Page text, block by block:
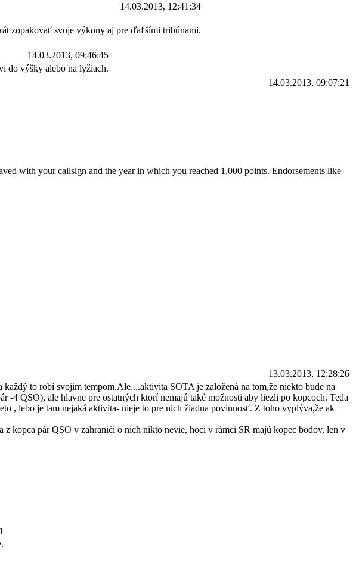
14.03.2013, 12:41:34
zopakovať svoje výkony aj pre ďaľšími tribúnami.
14.03.2013, 09:46:45
do výšky alebo na lyžiach.
14.03.2013, 09:07:21
with your callsign and the year in which you reached 1,000 points. Endorsements like
13.03.2013, 12:28:26
to robí svojim tempom.Ale....aktivita SOTA je založená na tom,že niekto bude na
-4 QSO), ale hlavne pre ostatných ktorí nemajú také možnosti aby liezli po kopcoch. Teda
, lebo je tam nejaká aktivita- nieje to pre nich žiadna povinnosť. Z toho vyplýva,že ak
kopca pár QSO v zahraničí o nich nikto nevie, hoci v rámci SR majú kopec bodov, len v